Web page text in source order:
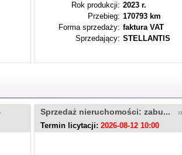
Rok produkcji: 2023 r.
Przebieg: 170793 km
Forma sprzedaży: faktura VAT
Sprzedający: STELLANTIS
Sprzedaż nieruchomości: zabu...
Termin licytacji: 2026-08-12 10:00